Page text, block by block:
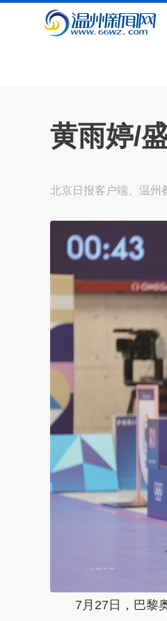
黄雨婷/
北京日报客户端、温州
7月27日，巴黎奥